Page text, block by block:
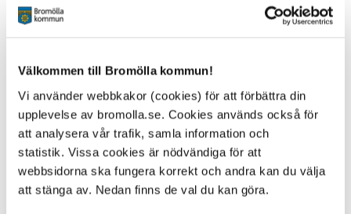
Välkommen till Bromölla kommun!
Vi använder webbkakor (cookies) för att förbättra din
upplevelse av bromolla.se. Cookies används också för
att analysera vår trafik, samla information och
statistik. Vissa cookies är nödvändiga för att
webbsidorna ska fungera korrekt och andra kan du välja
att stänga av. Nedan finns de val du kan göra.
Du som misstänker att ett barn eller ungdom far illa ska
ringa till socialtjänten under våra telefontider eller göra en
040-676 90 58
.
Gör en orosanmälan till
socialtjänsten